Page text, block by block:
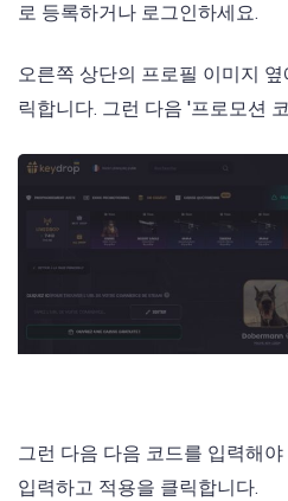
로 등록하거나 로그인하세요.
오른쪽 상단의 프로필 이미지
릭합니다. 그런 다음 '프로모션
그런 다음 다음 코드를 입력해야
입력하고 적용을 클릭합니다.